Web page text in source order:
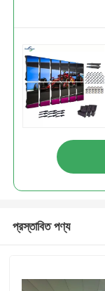
প্রস্তাবিত পণ্য